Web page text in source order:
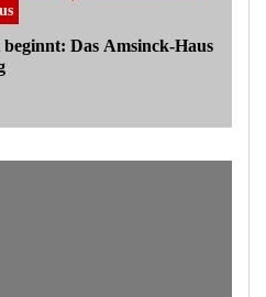
Das Amsinck-Haus